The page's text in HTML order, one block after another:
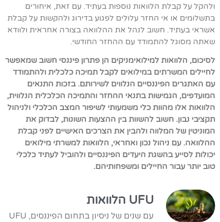
ולהקל על קבלת הלוואות נוספות בעתיד. עם זאת, איחורים
בתשלומים או אי החזר עלולים לפגוע בדירוג ולהקשות על קבלת
אשראי בעתיד. חשוב לנהל את ההלוואה בצורה אחראית ולוודא
שאתה מסוגל להתמודד עם ההחזר החודשי.
לסיכום, הלוואות למילואימניקים הן פתרון פיננסי חשוב שמאפשר
לחיילים המשרתים במילואים לקבל תמיכה כלכלית ולהתמודד
עם האתגרים הפיננסיים הנלווים לשירותם. בזכות התנאים
המועדפים, הגמישות בתנאי ההחזר והתמיכה הכלכלית הנלווית,
הלוואות אלו מהוות כלי משמעותי לשיפור המצב הכלכלי ולניהול
תקציבי נבון. חשוב להשוות בין ההצעות השונות, לבדוק את
המוניטין של המלווה ולהבין את הצרכים האישיים לפני קבלת
ההלוואה. עם ניהול נכון ואחראי, הלוואות למשרתי מילואים
יכולות לסייע בהשגת היעדים הפיננסיים ולהוביל לעתיד כלכלי
טוב יותר עבור החיילים ומשפחותיהם.
UFU הלוואות
עם שנים של ניסיון בתחום הפיננסים, UFU